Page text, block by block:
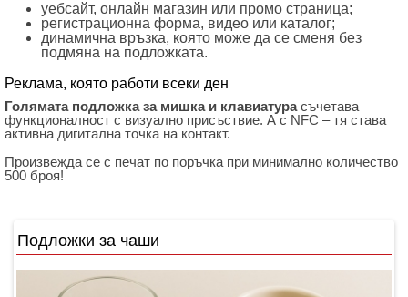
уебсайт, онлайн магазин или промо страница;
регистрационна форма, видео или каталог;
динамична връзка, която може да се сменя без
подмяна на подложката.
Реклама, която работи всеки ден
Голямата подложка за мишка и клавиатурасъчетава
функционалност с визуално присъствие. А с NFC – тя става
активна дигитална точка на контакт.
Произвежда се с печат по поръчка при минимално количество
500 броя!
Подложки за чаши